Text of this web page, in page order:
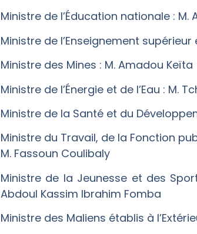
Ministre de l’Éducation nationale : M.
Ministre de l’Enseignement
Ministre des Mines : M. Amadou Keïta
Ministre de l’Énergie et de l’Eau : M.
Ministre de la Santé et du
Ministre du Travail, de la Fonction
M. Fassoun Coulibaly
Ministre de la Jeunesse et des
Abdoul Kassim Ibrahim Fomba
Ministre des Maliens établis à